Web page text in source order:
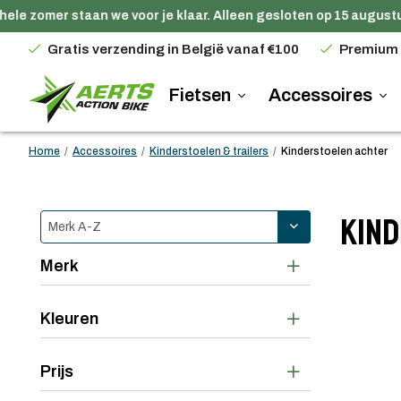
zomer staan we voor je klaar. Alleen gesloten op 15 augustus.
Gratis verzending in België vanaf €100 Premium
Fietsen Accessoires
Home / Accessoires / Kinderstoelen & trailers / Kinderstoelen achter
Merk
Kleuren
Prijs